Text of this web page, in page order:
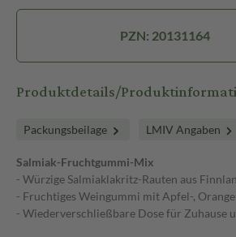
PZN: 20131164
Produktdetails/
Packungsbeilage LMIV Angaben
Salmiak-Fruchtgummi-Mix
- Würzige Salmiaklakritz-Rauten aus
- Fruchtiges Weingummi mit Apfel-,
- Wiederverschließbare Dose für Zuhause